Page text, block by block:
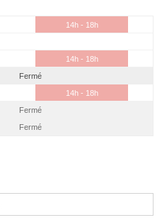
14h - 18h
14h - 18h
Fermé
14h - 18h
Fermé
Fermé